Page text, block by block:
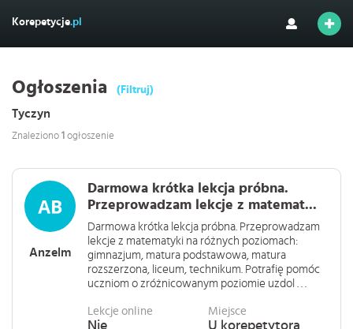
Korepetycje.pl
Ogłoszenia (Filtruj)
Tyczyn
Znaleziono 1 ogłoszenie
Anzelm
Darmowa krótka lekcja próbna.
Przeprowadzam lekcje z matemat...
Darmowa krótka lekcja próbna. Przeprowadzam
lekcje z matematyki na różnych poziomach:
gimnazjum, matura podstawowa, matura
rozszerzona, liceum, technikum. Potrafię pomóc
uczniom o zróżnicowanym poziomie uzdol . . .
Lekcje online
Nie
Miejsce
U korepetytora